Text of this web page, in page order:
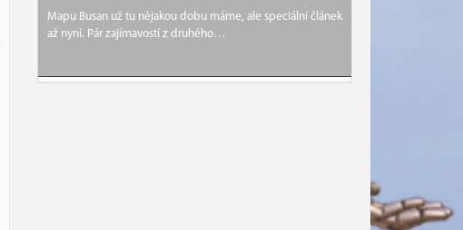
Mapu Busan už tu nějakou dobu máme, ale speciální článek
až nyní. Pár zajímavostí z druhého…